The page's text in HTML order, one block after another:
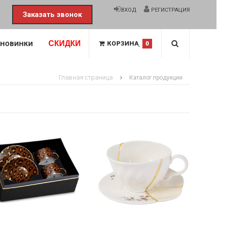
ВХОД РЕГИСТРАЦИЯ
Заказать звонок
КОРЗИНА 0
НОВИНКИ СКИДКИ
Главная страница Каталог продукции